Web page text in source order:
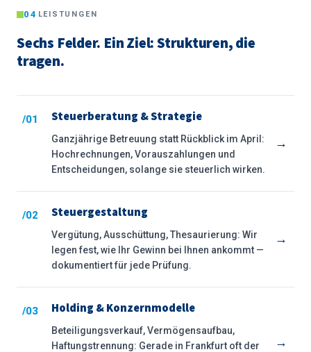
04 LEISTUNGEN
Sechs Felder. Ein Ziel: Strukturen, die
tragen.
/01 Steuerberatung & Strategie
Ganzjährige Betreuung statt Rückblick im April:
Hochrechnungen, Vorauszahlungen und
Entscheidungen, solange sie steuerlich wirken.
→
/02 Steuergestaltung
Vergütung, Ausschüttung, Thesaurierung: Wir
legen fest, wie Ihr Gewinn bei Ihnen ankommt —
dokumentiert für jede Prüfung.
→
/03 Holding & Konzernmodelle
Beteiligungsverkauf, Vermögensaufbau,
Haftungstrennung: Gerade in Frankfurt oft der
→